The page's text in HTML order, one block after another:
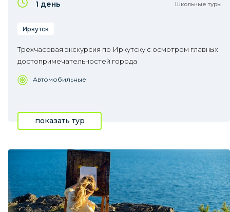
Школьные туры
1 день
Иркутск
Трехчасовая экскурсия по Иркутску с осмотром главных
достопримечательностей города
Автомобильные
показать тур